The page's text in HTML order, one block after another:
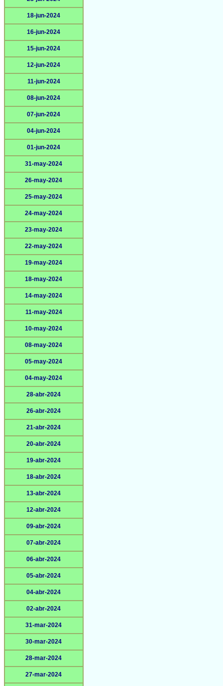
18-jun-2024
16-jun-2024
15-jun-2024
12-jun-2024
11-jun-2024
08-jun-2024
07-jun-2024
04-jun-2024
01-jun-2024
31-may-2024
26-may-2024
25-may-2024
24-may-2024
23-may-2024
22-may-2024
19-may-2024
18-may-2024
14-may-2024
11-may-2024
10-may-2024
08-may-2024
05-may-2024
04-may-2024
28-abr-2024
26-abr-2024
21-abr-2024
20-abr-2024
19-abr-2024
18-abr-2024
13-abr-2024
12-abr-2024
09-abr-2024
07-abr-2024
06-abr-2024
05-abr-2024
04-abr-2024
02-abr-2024
31-mar-2024
30-mar-2024
28-mar-2024
27-mar-2024